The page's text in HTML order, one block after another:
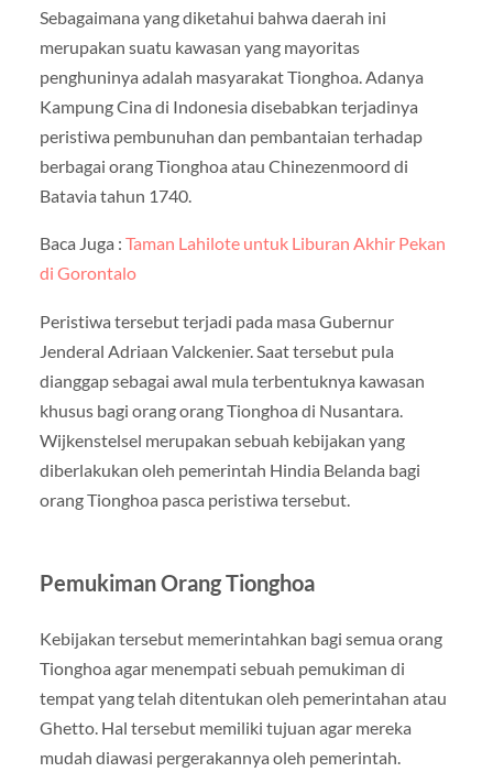
Sebagaimana yang diketahui bahwa daerah ini
merupakan suatu kawasan yang mayoritas
penghuninya adalah masyarakat Tionghoa. Adanya
Kampung Cina di Indonesia disebabkan terjadinya
peristiwa pembunuhan dan pembantaian terhadap
berbagai orang Tionghoa atau Chinezenmoord di
Batavia tahun 1740.
Baca Juga : Taman Lahilote untuk Liburan Akhir Pekan
di Gorontalo
Peristiwa tersebut terjadi pada masa Gubernur
Jenderal Adriaan Valckenier. Saat tersebut pula
dianggap sebagai awal mula terbentuknya kawasan
khusus bagi orang orang Tionghoa di Nusantara.
Wijkenstelsel merupakan sebuah kebijakan yang
diberlakukan oleh pemerintah Hindia Belanda bagi
orang Tionghoa pasca peristiwa tersebut.
Pemukiman Orang Tionghoa
Kebijakan tersebut memerintahkan bagi semua orang
Tionghoa agar menempati sebuah pemukiman di
tempat yang telah ditentukan oleh pemerintahan atau
Ghetto. Hal tersebut memiliki tujuan agar mereka
mudah diawasi pergerakannya oleh pemerintah.